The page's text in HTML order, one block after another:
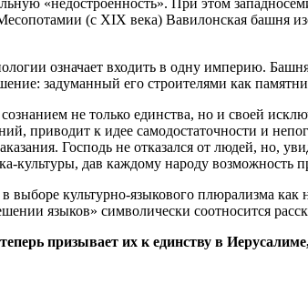
«недостроенность». При этом
(с XIX века) Вавилонская башня
означает входить в одну империю.
задуманный его строителями как
не только единства, но и своей
приводит к идее самодостаточности и
Господь не отказался от людей, но,
культуры, дав каждому народу
культурно-языкового плюрализма
языков» символически соотносится
призывает их к единству в